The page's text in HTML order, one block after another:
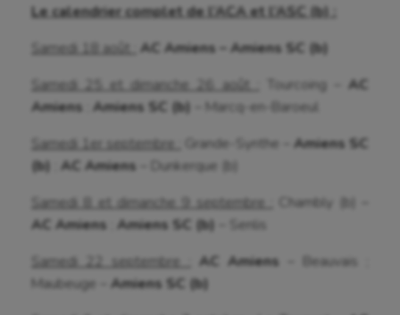
Le calendrier complet de l’ACA et l’ASC (b) :
Samedi 18 août : AC Amiens – Amiens SC (b)
Samedi 25 et dimanche 26 août :
Tourcoing – AC
Amiens Amiens SC (b) – Marcq-en-Baroeul
Samedi 1er septembre :
Grande-Synthe – Amiens SC
(b)
AC Amiens – Dunkerque (b)
Samedi 8 et dimanche 9 septembre :
Chambly (b) –
AC Amiens Amiens SC (b) – Senlis
Samedi 22 septembre :
AC Amiens – Beauvais ;
Maubeuge – Amiens SC (b)